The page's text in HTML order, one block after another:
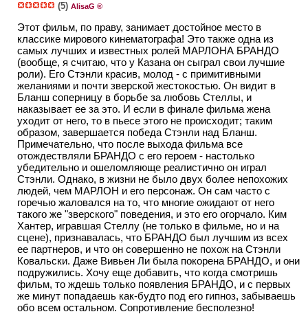
(5) AlisaG ®
Этот фильм, по праву, занимает достойное место в
классике мирового кинематографа! Это также одна из
самых лучших и известных ролей МАРЛОНА БРАНДО
(вообще, я считаю, что у Казана он сыграл свои лучшие
роли). Его Стэнли красив, молод - с примитивными
желаниями и почти зверской жестокостью. Он видит в
Бланш соперницу в борьбе за любовь Стеллы, и
наказывает ее за это. И если в финале фильма жена
уходит от него, то в пьесе этого не происходит; таким
образом, завершается победа Стэнли над Бланш.
Примечательно, что после выхода фильма все
отождествляли БРАНДО с его героем - настолько
убедительно и ошеломляюще реалистично он играл
Стэнли. Однако, в жизни не было двух более непохожих
людей, чем МАРЛОН и его персонаж. Он сам часто с
горечью жаловался на то, что многие ожидают от него
такого же "зверского" поведения, и это его огорчало. Ким
Хантер, игравшая Стеллу (не только в фильме, но и на
сцене), признавалась, что БРАНДО был лучшим из всех
ее партнеров, и что он совершенно не похож на Стэнли
Ковальски. Даже Вивьен Ли была покорена БРАНДО, и они
подружились. Хочу еще добавить, что когда смотришь
фильм, то ждешь только появления БРАНДО, и с первых
же минут попадаешь как-будто под его гипноз, забываешь
обо всем остальном. Сопротивление бесполезно!